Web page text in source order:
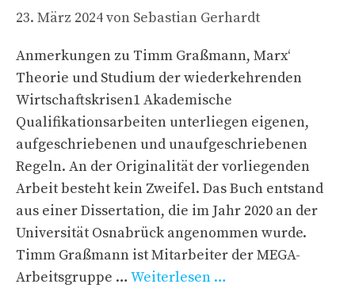
23. März 2024von Sebastian Gerhardt
Anmerkungen zu Timm Graßmann, Marx‘
Theorie und Studium der wiederkehrenden
Wirtschaftskrisen1 Akademische
Qualifikationsarbeiten unterliegen eigenen,
aufgeschriebenen und unaufgeschriebenen
Regeln. An der Originalität der vorliegenden
Arbeit besteht kein Zweifel. Das Buch entstand
aus einer Dissertation, die im Jahr 2020 an der
Universität Osnabrück angenommen wurde.
Timm Graßmann ist Mitarbeiter der MEGA-
Arbeitsgruppe … Weiterlesen …